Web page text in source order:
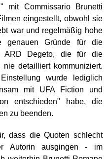
mit Commissario Brunetti
eingestellt, obwohl sie
war und regelmäßig hohe
genauen Gründe für die
ARD Degeto, die für die
nie detailliert kommuniziert.
wurde lediglich
mit UFA Fiction und
entschieden" habe, die
zu beenden.
dass die Quoten schlecht
Autorin ausgingen - im